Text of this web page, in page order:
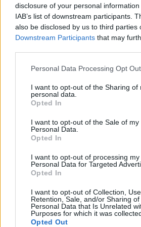
disclosure of your personal
IAB’s list of downstream participants.
also be disclosed by us to third parties
Downstream Participants that may
Personal Data Processing Opt
I want to opt-out of the Sharing of
personal data.
Opted In
I want to opt-out of the Sale of my
Personal Data.
Opted In
I want to opt-out of processing my
Personal Data for Targeted
Opted In
I want to opt-out of Collection, Use,
Retention, Sale, and/or Sharing of
Personal Data that Is Unrelated
Purposes for which it was
Opted Out
ΧΩΡΙΑ
Οι μικροί δημιουργοί της Αγιάσου
Η Έκθεση Παιδικής Ζωγραφικής
Ανάπτυξη» ανοίγει τις πόρτες της
από τις 10 έως τις 16 Αυγούστου με
ελεύθερη είσοδο
Το Ίππειος μοσχοβολά σύκο από
νωρίς φέτος
Η συγκομιδή ξεκίνησε νωρίτερα,
τα δέντρα είναι φορτωμένα και η
πλούσια παραγωγή αναδεικνύει
ξανά ένα προϊόν δεμένο με την
ιστορία, την οικονομία και τις
γεύσεις του χωριού
ΤΑΞΙΔΙΑ